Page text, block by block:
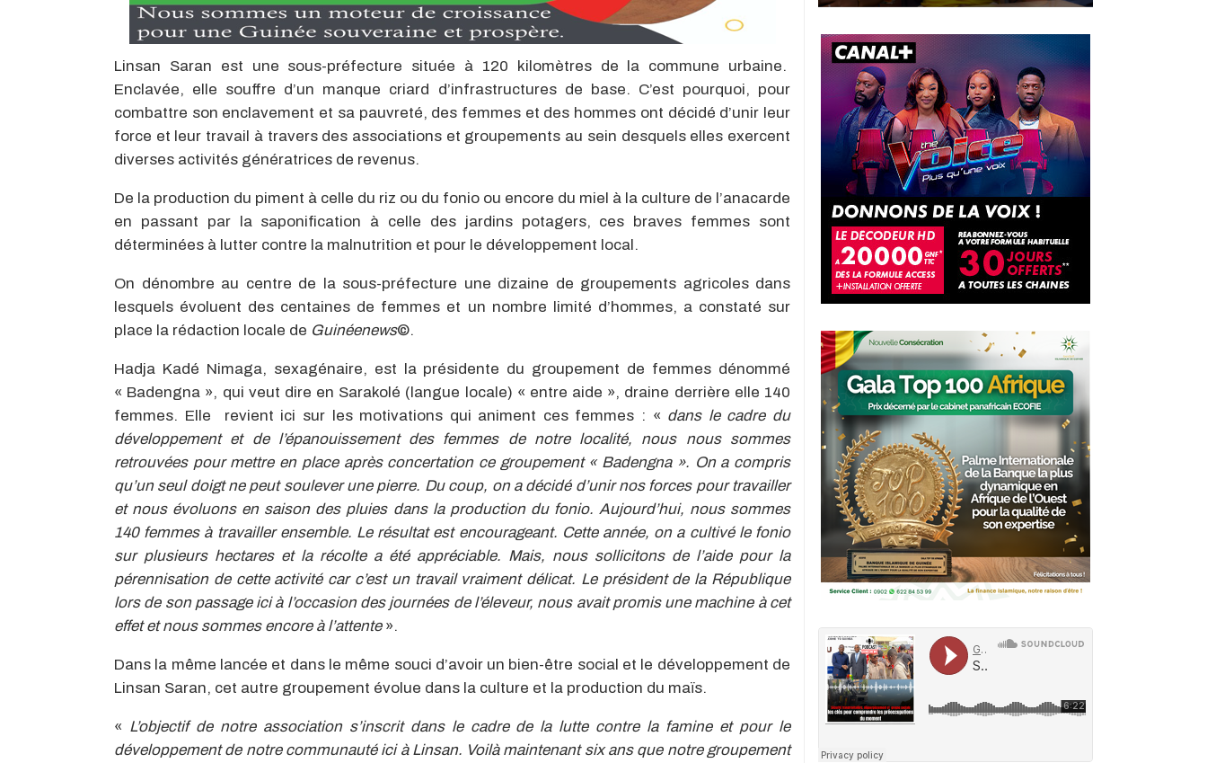
Linsan Saran est une sous-préfecture située à 120 kilomètres de la commune urbaine.
Enclavée, elle souffre d’un manque criard d’infrastructures de base. C’est pourquoi, pour
combattre son enclavement et sa pauvreté, des femmes et des hommes ont décidé d’unir leur
force et leur travail à travers des associations et groupements au sein desquels elles exercent
diverses activités génératrices de revenus.
De la production du piment à celle du riz ou du fonio ou encore du miel à la culture de l’anacarde
en passant par la saponification à celle des jardins potagers, ces braves femmes sont
déterminées à lutter contre la malnutrition et pour le développement local.
On dénombre au centre de la sous-préfecture une dizaine de groupements agricoles dans
lesquels évoluent des centaines de femmes et un nombre limité d’hommes, a constaté sur
place la rédaction locale de Guinéenews©.
Hadja Kadé Nimaga, sexagénaire, est la présidente du groupement de femmes dénommé
« Badengna », qui veut dire en Sarakolé (langue locale) « entre aide », draine derrière elle 140
femmes. Elle revient ici sur les motivations qui animent ces femmes : « dans le cadre du
développement et de l’épanouissement des femmes de notre localité, nous nous sommes
retrouvées pour mettre en place après concertation ce groupement « Badengna ». On a compris
qu’un seul doigt ne peut soulever une pierre. Du coup, on a décidé d’unir nos forces pour travailler
et nous évoluons en saison des pluies dans la production du fonio. Aujourd’hui, nous sommes
140 femmes à travailler ensemble. Le résultat est encourageant. Cette année, on a cultivé le fonio
sur plusieurs hectares et la récolte a été appréciable. Mais, nous sollicitons de l’aide pour la
pérennisation de cette activité car c’est un travail vraiment délicat. Le président de la République
lors de son passage ici à l’occasion des journées de l’éleveur, nous avait promis une machine à cet
effet et nous sommes encore à l’attente».
Dans la même lancée et dans le même souci d’avoir un bien-être social et le développement de
Linsan Saran, cet autre groupement évolue dans la culture et la production du maïs.
« L’objectif de notre association s’inscrit dans le cadre de la lutte contre la famine et pour le
développement de notre communauté ici à Linsan. Voilà maintenant six ans que notre groupement